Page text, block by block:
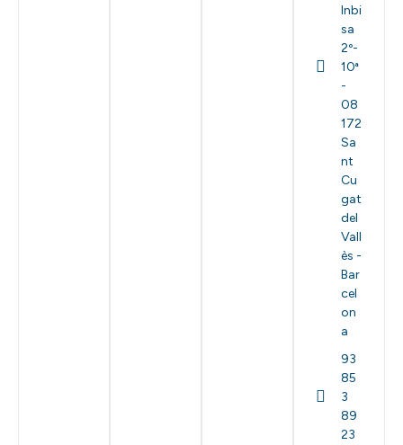
Inbi
sa
2º-
10ª
-
08
172
Sa
nt
Cu
gat
del
Vall
ès -
Bar
cel
on
a
93
85
3
89
23